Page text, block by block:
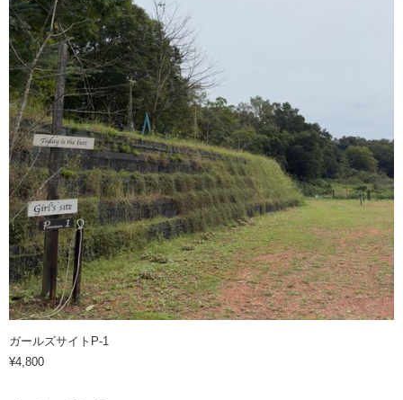
ガールズサイトP-1
¥4,800